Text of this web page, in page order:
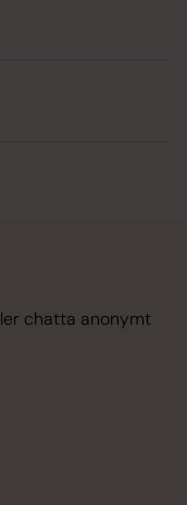
chatta anonymt